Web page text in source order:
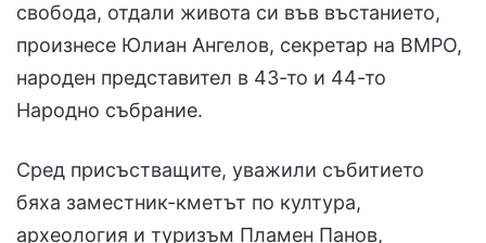
свобода, отдали живота си във въстанието,
произнесе Юлиан Ангелов, секретар на ВМРО,
народен представител в 43-то и 44-то
Народно събрание.
Сред присъстващите, уважили събитието
бяха заместник-кметът по култура,
археология и туризъм Пламен Панов,